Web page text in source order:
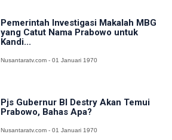
Pemerintah Investigasi Makalah MBG
yang Catut Nama Prabowo untuk
Kandi...
Nusantaratv.com - 01 Januari 1970
Pjs Gubernur BI Destry Akan Temui
Prabowo, Bahas Apa?
Nusantaratv.com - 01 Januari 1970